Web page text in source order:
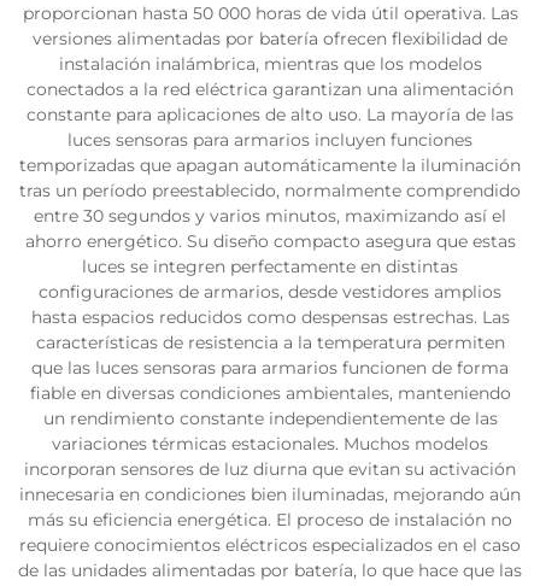
proporcionan hasta 50 000 horas de vida útil operativa. Las
versiones alimentadas por batería ofrecen flexibilidad de
instalación inalámbrica, mientras que los modelos
conectados a la red eléctrica garantizan una alimentación
constante para aplicaciones de alto uso. La mayoría de las
luces sensoras para armarios incluyen funciones
temporizadas que apagan automáticamente la iluminación
tras un período preestablecido, normalmente comprendido
entre 30 segundos y varios minutos, maximizando así el
ahorro energético. Su diseño compacto asegura que estas
luces se integren perfectamente en distintas
configuraciones de armarios, desde vestidores amplios
hasta espacios reducidos como despensas estrechas. Las
características de resistencia a la temperatura permiten
que las luces sensoras para armarios funcionen de forma
fiable en diversas condiciones ambientales, manteniendo
un rendimiento constante independientemente de las
variaciones térmicas estacionales. Muchos modelos
incorporan sensores de luz diurna que evitan su activación
innecesaria en condiciones bien iluminadas, mejorando aún
más su eficiencia energética. El proceso de instalación no
requiere conocimientos eléctricos especializados en el caso
de las unidades alimentadas por batería, lo que hace que las